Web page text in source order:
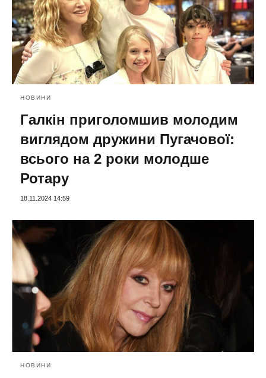
НОВИНИ
Галкін приголомшив молодим
виглядом дружини Пугачової:
всього на 2 роки молодше
Ротару
18.11.2024 14:59
НОВИНИ